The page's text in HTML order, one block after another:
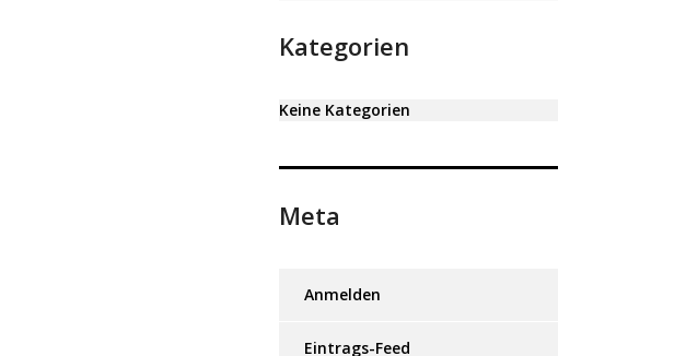
Kategorien
Keine Kategorien
Meta
Anmelden
Eintrags-Feed